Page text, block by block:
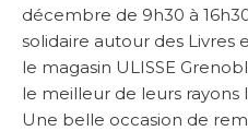
décembre de 9h30 à
solidaire autour des Livres
le magasin ULISSE
le meilleur de leurs rayons
Une belle occasion de